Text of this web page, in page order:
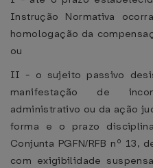
Instrução Normativa
homologação da
ou
II - o sujeito passivo
manifestação de
administrativo ou da ação
forma e o prazo
Conjunta PGFN/RFB nº
com exigibilidade